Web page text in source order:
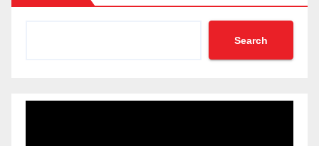
Search